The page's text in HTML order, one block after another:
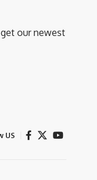
our newest
US